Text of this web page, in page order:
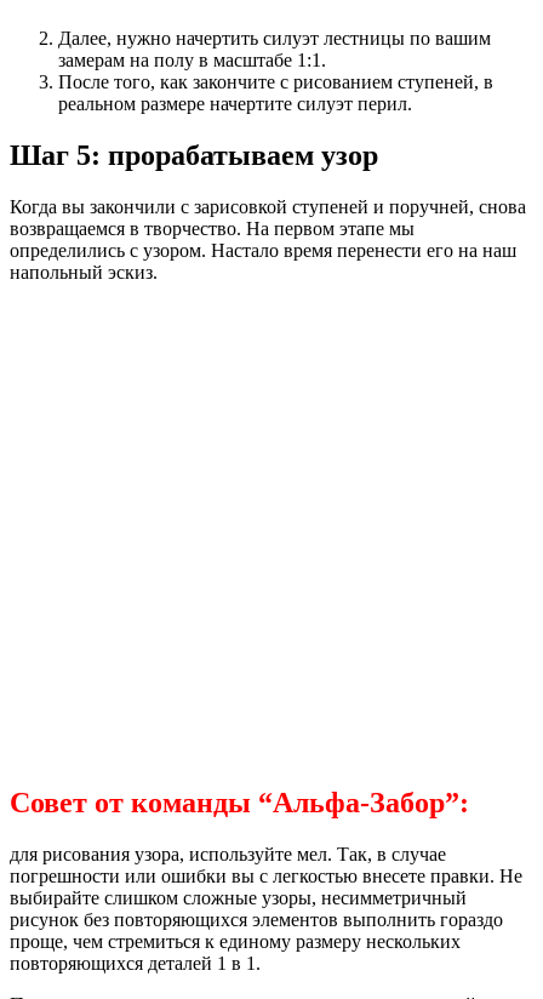
Далее, нужно начертить силуэт лестницы по вашим
замерам на полу в масштабе 1:1.
После того, как закончите с рисованием ступеней, в
реальном размере начертите силуэт перил.
Шаг 5: прорабатываем узор
Когда вы закончили с зарисовкой ступеней и поручней, снова
возвращаемся в творчество. На первом этапе мы
определились с узором. Настало время перенести его на наш
напольный эскиз.
Совет от команды “Альфа-Забор”:
для рисования узора, используйте мел. Так, в случае
погрешности или ошибки вы с легкостью внесете правки. Не
выбирайте слишком сложные узоры, несимметричный
рисунок без повторяющихся элементов выполнить гораздо
проще, чем стремиться к единому размеру нескольких
повторяющихся деталей 1 в 1.